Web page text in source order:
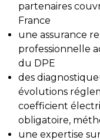
partenaires
France
une assurance
professionnelle
du DPE
des
évolutions
coefficient
obligatoire,
une expertise